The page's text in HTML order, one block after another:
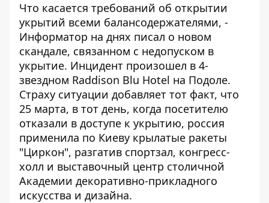
Что касается требований об открытии
укрытий всеми балансодержателями, -
Информатор на днях писал о новом
скандале, связанном с недопуском в
укрытие. Инцидент произошел в 4-
звездном Raddison Blu Hotel на Подоле.
Страху ситуации добавляет тот факт, что
25 марта, в тот день, когда посетителю
отказали в доступе к укрытию, россия
применила по Киеву крылатые ракеты
"Циркон", разгатив спортзал, конгресс-
холл и выставочный центр столичной
Академии декоративно-прикладного
искусства и дизайна.